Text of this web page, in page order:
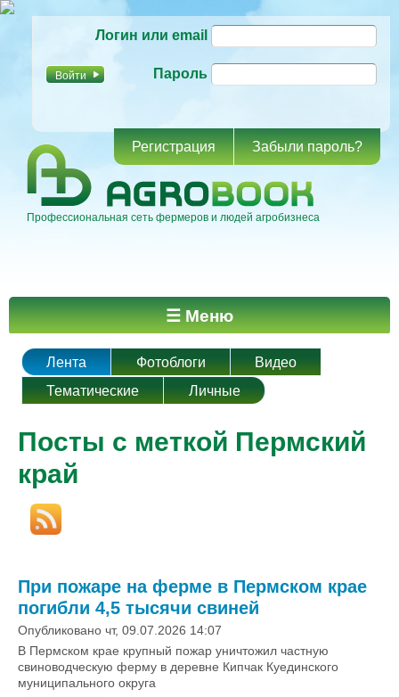
основному
Логин или email
Пароль
Регистрация Забыли пароль?
Профессиональная сеть фермеров и людей агробизнеса
Главное меню ☰ Меню
Лента Фотоблоги
Видео
Тематические
Личные
Посты с меткой Пермский
край
При пожаре на ферме в Пермском крае
погибли 4,5 тысячи свиней
Опубликовано чт, 09.07.2026 14:07
В Пермском крае крупный пожар уничтожил частную
свиноводческую ферму в деревне Кипчак Куединского
муниципального округа